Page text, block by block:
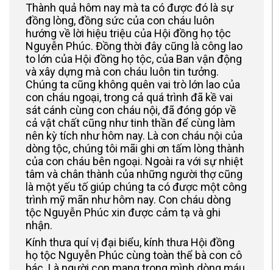
Thành quả hôm nay mà ta có được đó là sự
đồng lòng, đồng sức của con cháu luôn
hướng về lời hiệu triệu của Hội đồng họ tộc
Nguyễn Phúc. Đồng thời đây cũng là công lao
to lớn của Hội đồng họ tộc, của Ban vận động
và xây dựng mà con cháu luôn tin tưởng.
Chúng ta cũng không quên vai trò lớn lao của
con cháu ngoại, trong cả quá trình đã kề vai
sát cánh cùng con cháu nội, đã đóng góp về
cả vật chất cũng như tinh thần để cùng làm
nên kỳ tích như hôm nay. Là con cháu nội của
dòng tộc, chúng tôi mãi ghi ơn tấm lòng thành
của con cháu bên ngoại. Ngoài ra với sự nhiệt
tâm và chân thành của những người thợ cũng
là một yếu tố giúp chúng ta có được một công
trình mỹ mãn như hôm nay. Con cháu dòng
tộc Nguyễn Phúc xin được cảm tạ và ghi
nhận.
Kính thưa quí vị đại biểu, kính thưa Hội đồng
họ tộc Nguyễn Phúc cùng toàn thể bà con cô